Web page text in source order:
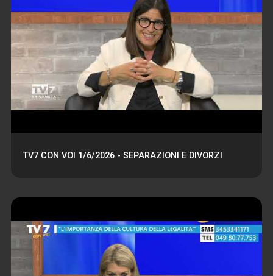
TV7 CON VOI 1/6/2026 - SEPARAZIONI E DIVORZI